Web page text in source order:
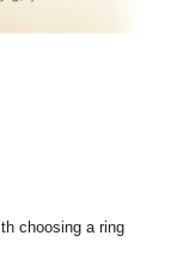
choosing a ring